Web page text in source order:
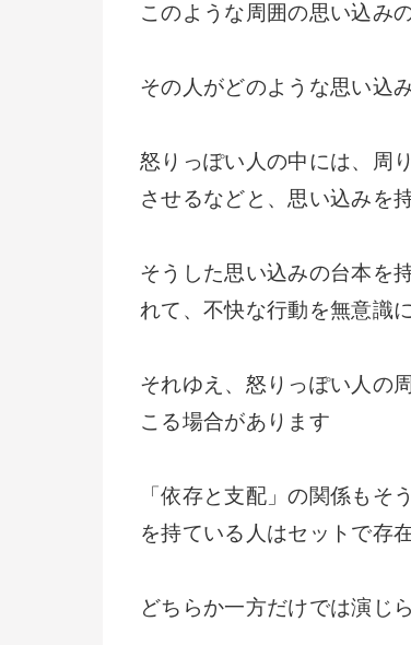
このような周囲の思い込み
その人がどのような思い込
怒りっぽい人の中には、周
させるなどと、思い込みを
そうした思い込みの台本を
れて、不快な行動を無意識
それゆえ、怒りっぽい人の
こる場合があります
「依存と支配」の関係もそ
を持ている人はセットで存
どちらか一方だけでは演じ